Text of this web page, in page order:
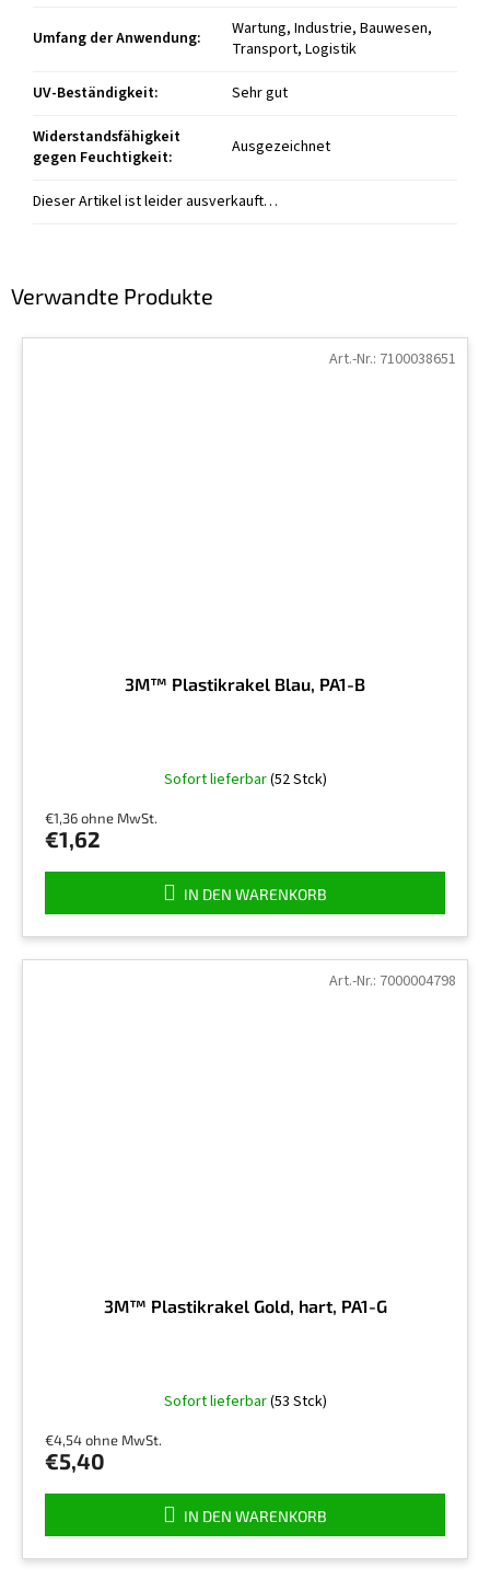
Verwandte Produkte
3M™ Plastikrakel Blau, PA1-B
Sofort lieferbar(52 Stck)
€1,36 ohne MwSt.
€1,62
IN DEN WARENKORB
Art.-Nr.: 7100038651
3M™ Plastikrakel Gold, hart, PA1-G
Sofort lieferbar(53 Stck)
€4,54 ohne MwSt.
€5,40
IN DEN WARENKORB
Art.-Nr.: 7000004798
Umfang der Anwendung:
Wartung, Industrie, Bauwesen,
Transport, Logistik
UV-Beständigkeit:
Sehr gut
Widerstandsfähigkeit
gegen Feuchtigkeit: Ausgezeichnet
Dieser Artikel ist leider ausverkauft…